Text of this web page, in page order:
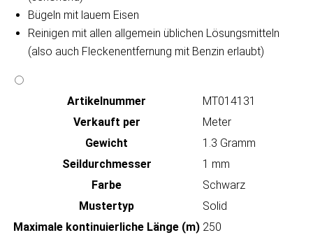
Bügeln mit lauem Eisen
Reinigen mit allen allgemein üblichen Lösungsmitteln
(also auch Fleckenentfernung mit Benzin erlaubt)
Artikeln‌ummer
MT014131
Verkauft per
Meter
Gewicht
1.3 Gramm
Seildurchmesser
1 mm
Farbe
Schwarz
Mustertyp
Solid
Maximale kontinuierliche Länge (m) 250